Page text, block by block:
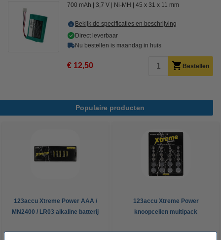
700 mAh 3,7 V Ni-MH 45 x 31 x 11 mm
Bekijk de specificaties en beschrijving
Direct leverbaar
Nu bestellen is maandag in huis
€ 12,50 Bestellen
Populaire producten
123accu Xtreme Power AAA /
MN2400 / LR03 alkaline batterij
123accu Xtreme Power
knoopcellen multipack